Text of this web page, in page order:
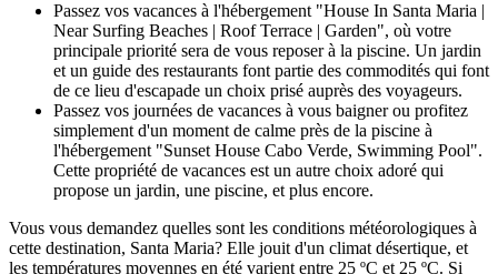
Passez vos vacances à l'hébergement "House In Santa Maria |
Near Surfing Beaches | Roof Terrace | Garden", où votre
principale priorité sera de vous reposer à la piscine. Un jardin
et un guide des restaurants font partie des commodités qui font
de ce lieu d'escapade un choix prisé auprès des voyageurs.
Passez vos journées de vacances à vous baigner ou profitez
simplement d'un moment de calme près de la piscine à
l'hébergement "Sunset House Cabo Verde, Swimming Pool".
Cette propriété de vacances est un autre choix adoré qui
propose un jardin, une piscine, et plus encore.
Vous vous demandez quelles sont les conditions météorologiques à
cette destination, Santa Maria? Elle jouit d'un climat désertique, et
les températures moyennes en été varient entre 25 ºC et 25 ºC. Si